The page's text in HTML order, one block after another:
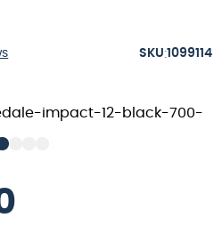
:1099114